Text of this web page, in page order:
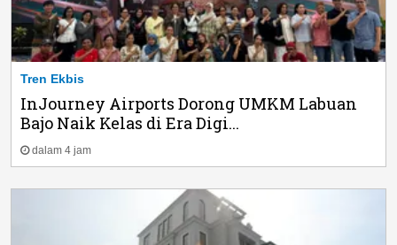
Tren Ekbis
InJourney Airports Dorong UMKM Labuan
Bajo Naik Kelas di Era Digi...
dalam 4 jam